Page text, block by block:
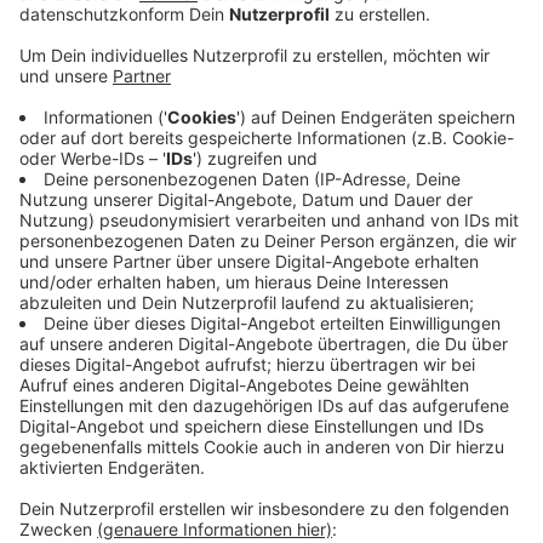
Wie jetzt bekannt wurde, sind die Kliniken Maria-Hilf
auf der Krankenhaus-Liste des Magazins "Focus
Gesundheit" auf Platz 34 gelandet, das Krankenhaus
Neuwerk liegt direkt dahinter auf Platz 35. Die
Krankenhäuser zählen damit - laut „FOCUS Gesundheit“
- erneut zu den TOP-Kliniken in Deutschland. Neben
dem Krankenhaus Neuwerk und den Kliniken Maria Hilf
haben es auch das Eli und das Bethesda auf die
Rangliste geschafft. Insgesamt hatte das Magazin
"Focus Gesundheit" deutschlandweit fast 1700
Krankenhäuser auf ihre Qualität hin untersucht.
Anzeige